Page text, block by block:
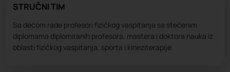
STRUČNI TIM
Sa decom rade profesori fizičkog vaspitanja sa stečenim
diplomama diplomiranih profesora, mastera i doktora nauka iz
oblasti fizičkog vaspitanja, sporta i kineziterapije.